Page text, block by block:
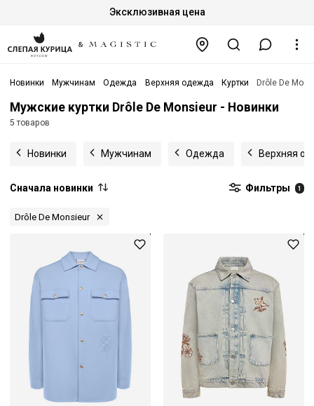
Эксклюзивная цена
Новинки Мужчинам Одежда Верхняя одежда Куртки Drôle De
Мужские куртки Drôle De Monsieur - Новинки
5 товаров
Новинки Мужчинам Одежда Верхняя
Сначала новинки Фильтры 1
Drôle De Monsieur